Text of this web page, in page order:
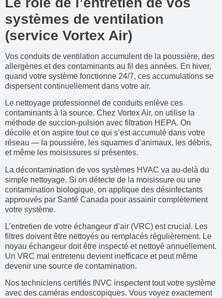
systèmes de ventilation
(service Vortex Air)
Vos conduits de ventilation accumulent de la poussière, des
allergènes et des contaminants au fil des années. En hiver,
quand votre système fonctionne 24/7, ces accumulations se
dispersent continuellement dans votre air.
Le nettoyage professionnel de conduits enlève ces
contaminants à la source. Chez Vortex Air, on utilise la
méthode de succion-pulsion avec filtration HEPA. On
décolle et on aspire tout ce qui s’est accumulé dans votre
réseau — la poussière, les squames d’animaux, les débris,
et même les moisissures si présentes.
La décontamination de vos systèmes HVAC va au-delà du
simple nettoyage. Si on détecte de la moisissure ou une
contamination biologique, on applique des désinfectants
approuvés par Santé Canada pour assainir complètement
votre système.
L’entretien de votre échangeur d’air (VRC) est crucial. Les
filtres doivent être nettoyés ou remplacés régulièrement. Le
noyau échangeur doit être inspecté et nettoyé annuellement.
Un VRC mal entretenu devient inefficace et peut même
devenir une source de contamination.
Nos techniciens certifiés INVC inspectent tout votre système
avec des caméras endoscopiques. Vous voyez exactement